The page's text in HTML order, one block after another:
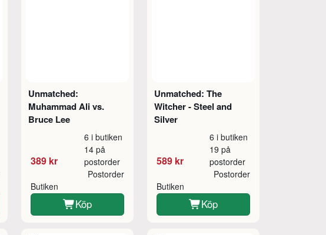
Unmatched:
Muhammad Ali vs.
Bruce Lee
389 kr
6 i butiken
14 på
postorder
Butiken
Postorder
Köp
Unmatched: The
Witcher - Steel and
Silver
589 kr
6 i butiken
19 på
postorder
Butiken
Postorder
Köp